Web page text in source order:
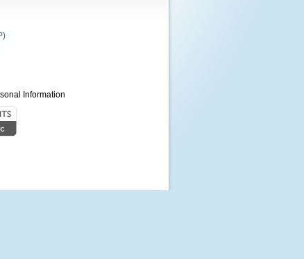
Information